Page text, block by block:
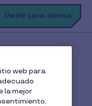
Pedir una demo
y el tipo
web para
la mejor